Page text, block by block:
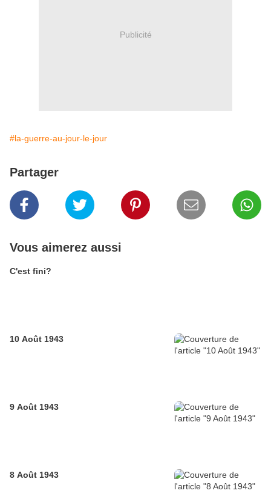
Publicité
#la-guerre-au-jour-le-jour
Partager
Vous aimerez aussi
C'est fini?
10 Août 1943
9 Août 1943
8 Août 1943